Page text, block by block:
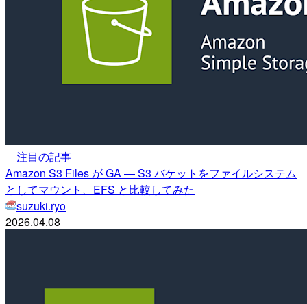
注目の記事
Amazon S3 Files が GA — S3 バケットをファイルシステム
としてマウント、EFS と比較してみた
suzuki.ryo
2026.04.08